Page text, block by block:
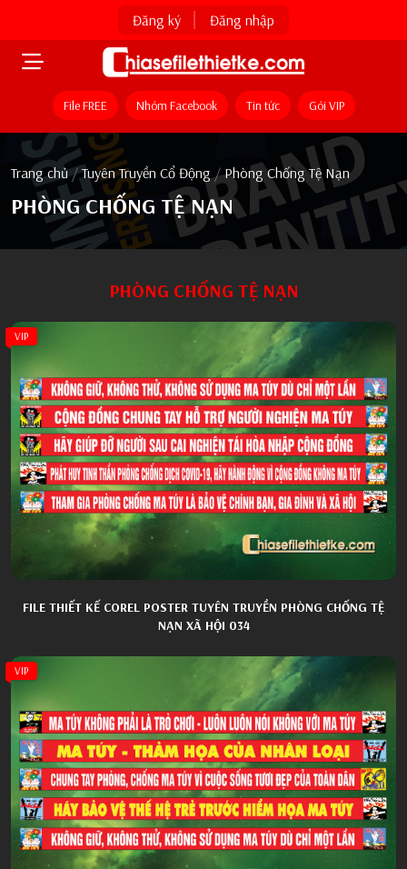
Đăng ký Đăng nhập
File FREE Nhóm Facebook Tin tức Gói VIP
Trang chủ / Tuyên Truyền Cổ Động / Phòng Chống Tệ Nạn
PHÒNG CHỐNG TỆ NẠN
PHÒNG CHỐNG TỆ NẠN
VIP
FILE THIẾT KẾ COREL POSTER TUYÊN TRUYỀN PHÒNG CHỐNG TỆ
NẠN XÃ HỘI 034
VIP